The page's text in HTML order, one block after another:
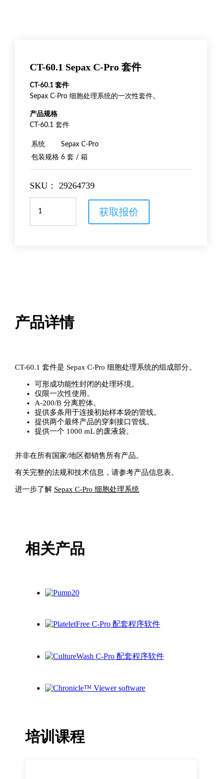
CT-60.1 Sepax C-Pro 套件
CT-60.1 套件
Sepax C-Pro 细胞处理系统的一次性套件。
产品规格
CT-60.1 套件
系统
Sepax C-Pro
包装规格 6 套 / 箱
SKU： 29264739
60.1
获取报价
产品详情
CT-60.1 套件是 Sepax C-Pro 细胞处理系统的组成部分。
可形成功能性封闭的处理环境。
仅限一次性使用。
A-200/B 分离腔体。
提供多条用于连接初始样本袋的管线。
提供两个最终产品的穿刺接口管线。
提供一个 1000 mL 的废液袋。
并非在所有国家/地区都销售所有产品。
有关完整的法规和技术信息，请参考产品信息表。
进一步了解 Sepax C-Pro 细胞处理系统
相关产品
培训课程